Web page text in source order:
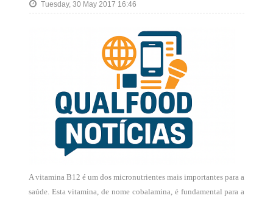
Tuesday, 30 May 2017 16:46
A vitamina B12 é um dos micronutrientes mais importantes para a
saúde. Esta vitamina, de nome cobalamina, é fundamental para a